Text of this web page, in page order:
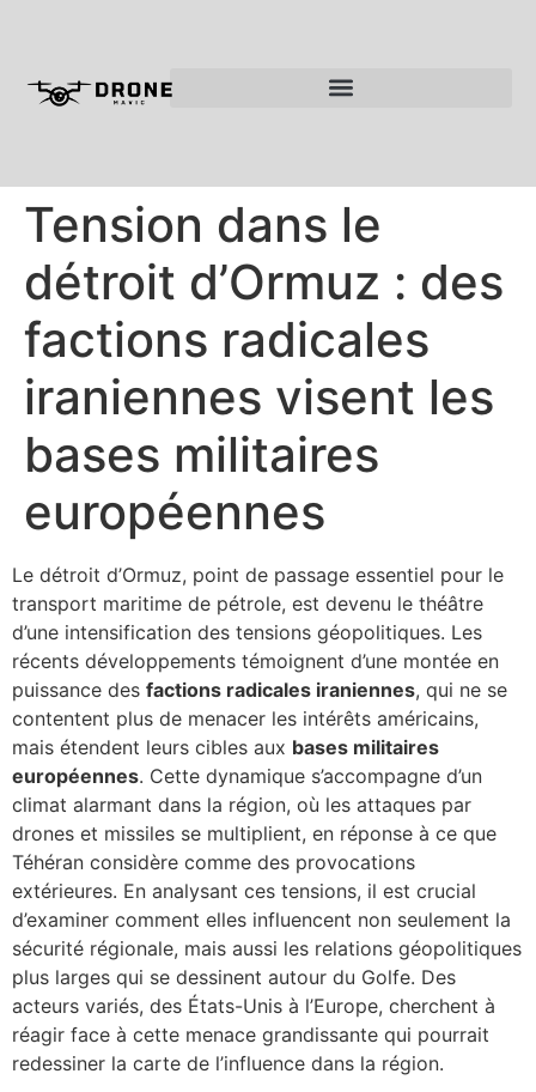
Tension dans le
détroit d’Ormuz : des
factions radicales
iraniennes visent les
bases militaires
européennes
Le détroit d’Ormuz, point de passage essentiel pour le
transport maritime de pétrole, est devenu le théâtre
d’une intensification des tensions géopolitiques. Les
récents développements témoignent d’une montée en
puissance des factions radicales iraniennes, qui ne se
contentent plus de menacer les intérêts américains,
mais étendent leurs cibles aux bases militaires
européennes. Cette dynamique s’accompagne d’un
climat alarmant dans la région, où les attaques par
drones et missiles se multiplient, en réponse à ce que
Téhéran considère comme des provocations
extérieures. En analysant ces tensions, il est crucial
d’examiner comment elles influencent non seulement la
sécurité régionale, mais aussi les relations géopolitiques
plus larges qui se dessinent autour du Golfe. Des
acteurs variés, des États-Unis à l’Europe, cherchent à
réagir face à cette menace grandissante qui pourrait
redessiner la carte de l’influence dans la région.